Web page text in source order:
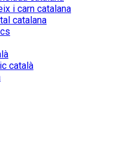
i carn catalana
catalana
català